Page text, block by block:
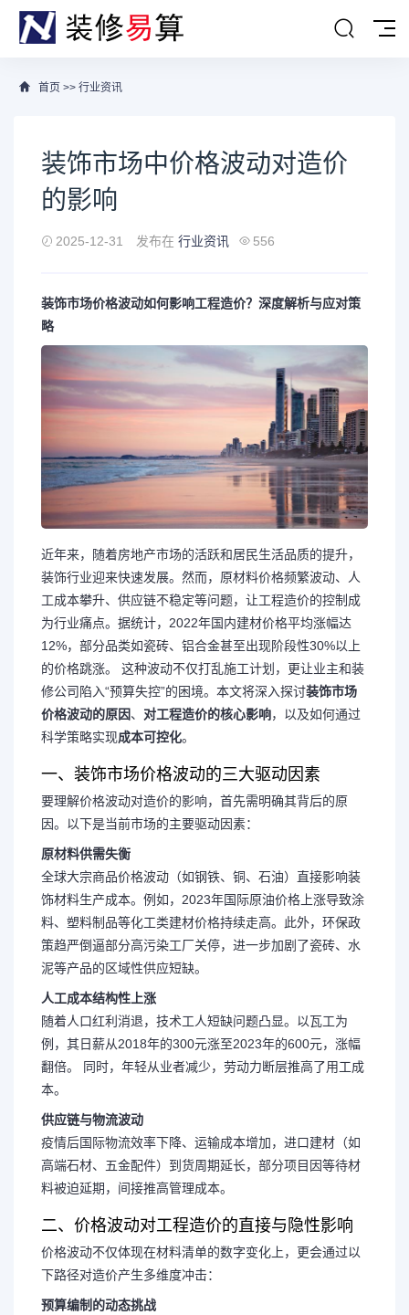
首页 >> 行业资讯
装饰市场中价格波动对造价
的影响
2025-12-31 发布在 行业资讯 556
装饰市场价格波动如何影响工程造价？深度解析与应对策
略
近年来，随着房地产市场的活跃和居民生活品质的提升，
装饰行业迎来快速发展。然而，原材料价格频繁波动、人
工成本攀升、供应链不稳定等问题，让工程造价的控制成
为行业痛点。 据统计，2022年国内建材价格平均涨幅达
12%，部分品类如瓷砖、铝合金甚至出现阶段性30%以上
的价格跳涨。
这种波动不仅打乱施工计划，更让业主和装
修公司陷入“预算失控”的困境。本文将深入探讨装饰市场
价格波动的原因、 对工程造价的核心影响，以及如何通过
科学策略实现成本可控化。
一、装饰市场价格波动的三大驱动因素
要理解价格波动对造价的影响，首先需明确其背后的原
因。以下是当前市场的主要驱动因素：
原材料供需失衡
全球大宗商品价格波动（如钢铁、铜、石油）直接影响装
饰材料生产成本。例如，2023年国际原油价格上涨导致涂
料、塑料制品等化工类建材价格持续走高。此外，环保政
策趋严倒逼部分高污染工厂关停，进一步加剧了瓷砖、水
泥等产品的区域性供应短缺。
人工成本结构性上涨
随着人口红利消退，技术工人短缺问题凸显。 以瓦工为
例，其日薪从2018年的300元涨至2023年的600元，涨幅
翻倍。
同时，年轻从业者减少，劳动力断层推高了用工成
本。
供应链与物流波动
疫情后国际物流效率下降、运输成本增加，进口建材（如
高端石材、五金配件）到货周期延长，部分项目因等待材
料被迫延期，间接推高管理成本。
二、价格波动对工程造价的直接与隐性影响
价格波动不仅体现在材料清单的数字变化上，更会通过以
下路径对造价产生多维度冲击：
预算编制的动态挑战